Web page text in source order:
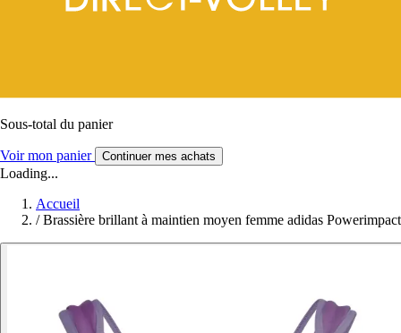
Sous-total du panier
Voir mon panier Continuer mes achats
Loading...
Accueil
/ Brassière brillant à maintien moyen femme adidas Powerimpact